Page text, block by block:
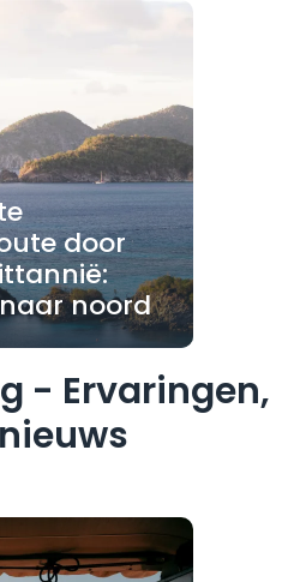
door
noord
- Ervaringen,